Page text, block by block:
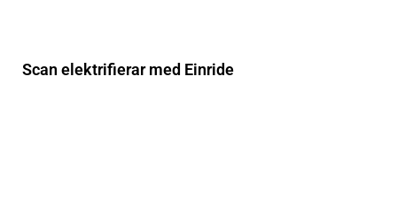
Scan elektrifierar med Einride